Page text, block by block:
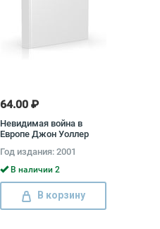
64.00 ₽
Невидимая война в
Европе Джон Уоллер
Год издания: 2001
В наличии 2
В корзину